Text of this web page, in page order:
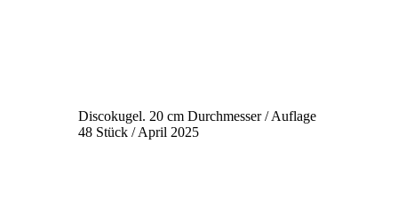
Discokugel. 20 cm Durchmesser / Auflage
48 Stück / April 2025